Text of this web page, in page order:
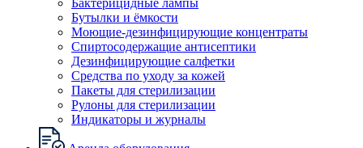
Бутылки и ёмкости
Моющие-дезинфицирующие концентраты
Спиртосодержащие антисептики
Дезинфицирующие салфетки
Средства по уходу за кожей
Пакеты для стерилизации
Рулоны для стерилизации
Индикаторы и журналы